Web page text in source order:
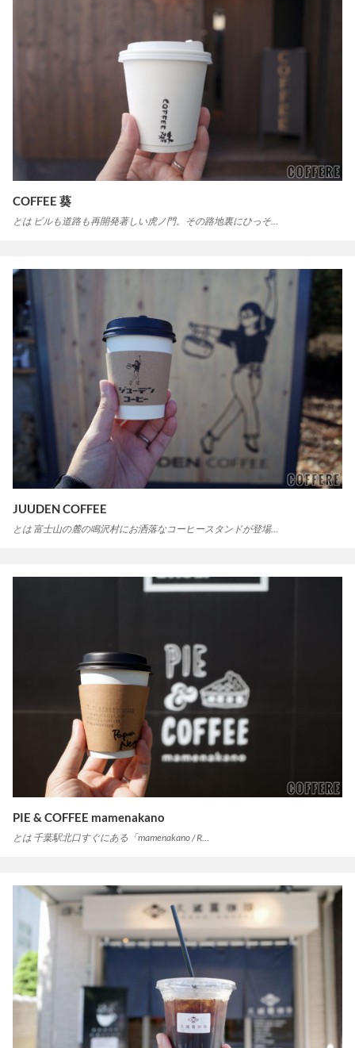
COFFEE 葵
とは ビルも道路も再開発著しい虎ノ門。その路地裏にひっそ…
JUUDEN COFFEE
とは 富士山の麓の鳴沢村にお洒落なコーヒースタンドが登場…
PIE & COFFEE mamenakano
とは 千葉駅北口すぐにある「mamenakano / R…